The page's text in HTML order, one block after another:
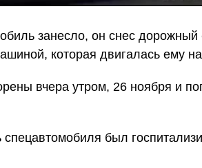
занесло, он снес дорожный
которая двигалась ему на
вчера утром, 26 ноября и
спецавтомобиля был